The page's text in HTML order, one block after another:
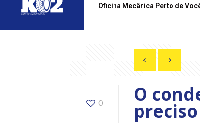
Oficina Mecânica Perto de
0 O